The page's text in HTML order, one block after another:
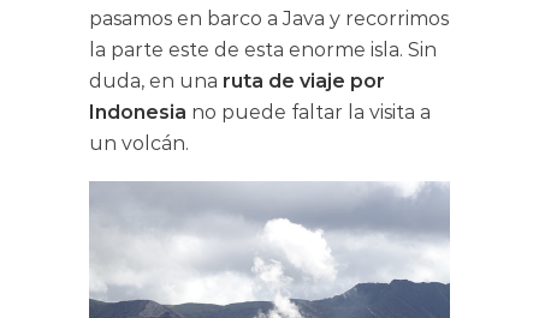
pasamos en barco a Java y recorrimos
la parte este de esta enorme isla. Sin
duda, en una ruta de viaje por
Indonesia no puede faltar la visita a
un volcán.